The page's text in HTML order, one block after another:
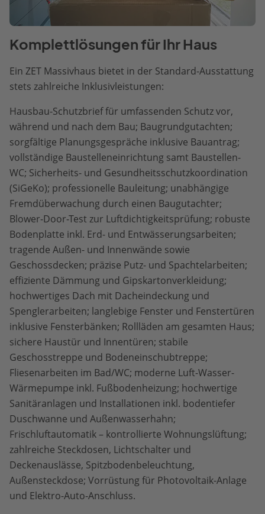
Komplettlösungen für Ihr Haus
Ein ZET Massivhaus bietet in der Standard-Ausstattung
stets zahlreiche Inklusivleistungen:
Hausbau-Schutzbrief für umfassenden Schutz vor,
während und nach dem Bau; Baugrundgutachten;
sorgfältige Planungsgespräche inklusive Bauantrag;
vollständige Baustelleneinrichtung samt Baustellen-
WC; Sicherheits- und Gesundheitsschutzkoordination
(SiGeKo); professionelle Bauleitung; unabhängige
Fremdüberwachung durch einen Baugutachter;
Blower-Door-Test zur Luftdichtigkeitsprüfung; robuste
Bodenplatte inkl. Erd- und Entwässerungsarbeiten;
tragende Außen- und Innenwände sowie
Geschossdecken; präzise Putz- und Spachtelarbeiten;
effiziente Dämmung und Gipskartonverkleidung;
hochwertiges Dach mit Dacheindeckung und
Spenglerarbeiten; langlebige Fenster und Fenstertüren
inklusive Fensterbänken; Rollläden am gesamten Haus;
sichere Haustür und Innentüren; stabile
Geschosstreppe und Bodeneinschubtreppe;
Fliesenarbeiten im Bad/WC; moderne Luft-Wasser-
Wärmepumpe inkl. Fußbodenheizung; hochwertige
Sanitäranlagen und Installationen inkl. bodentiefer
Duschwanne und Außenwasserhahn;
Frischluftautomatik – kontrollierte Wohnungslüftung;
zahlreiche Steckdosen, Lichtschalter und
Deckenauslässe, Spitzbodenbeleuchtung,
Außensteckdose; Vorrüstung für Photovoltaik-Anlage
und Elektro-Auto-Anschluss.